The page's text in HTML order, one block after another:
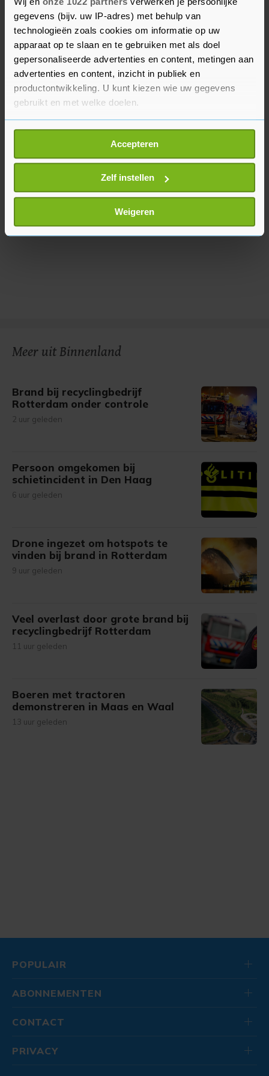
gegevens (bijv. uw IP-adres) met behulp van
technologieën zoals cookies om informatie op uw
apparaat op te slaan en te gebruiken met als doel
gepersonaliseerde advertenties en content, metingen aan
advertenties en content, inzicht in publiek en
productontwikkeling. U kunt kiezen wie uw gegevens
gebruikt en met welke doelen.
Als u het toestaat, willen we ook graag:
Informatie verzamelen over uw geografische
locatie, die tot een paar meter nauwkeurig kan zijn
Uw apparaat identificeren door het actief te
scannen op specifieke eigenschappen (fingerprinting)
Lees meer over hoe uw persoonlijke gegevens worden
verwerkt en stel uw voorkeuren in het
U kunt uw toestemming op elk moment wijzigen of
Accepteren
Zelf instellen
Weigeren
onder andere om zakenrelaties van een
ondernemer uit Sneek. Kuipers en de ondernemer
worden tevens verdacht van valsheid in
geschrifte. In oktober krijgen de advocaten het
woord.
Meer uit Binnenland
Brand bij recyclingbedrijf
Rotterdam onder controle
2 uur geleden
Persoon omgekomen bij
schietincident in Den Haag
6 uur geleden
Drone ingezet om hotspots te
vinden bij brand in Rotterdam
9 uur geleden
Veel overlast door grote brand bij
recyclingbedrijf Rotterdam
11 uur geleden
Boeren met tractoren
demonstreren in Maas en Waal
13 uur geleden
POPULAIR
ABONNEMENTEN
CONTACT
PRIVACY